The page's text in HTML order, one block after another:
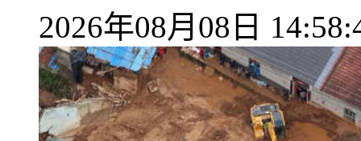
2026年08月08日